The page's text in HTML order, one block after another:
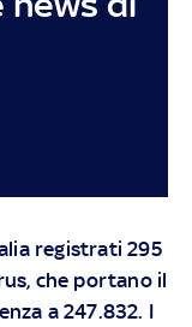
registrati 295
che portano il
a 247.832. I